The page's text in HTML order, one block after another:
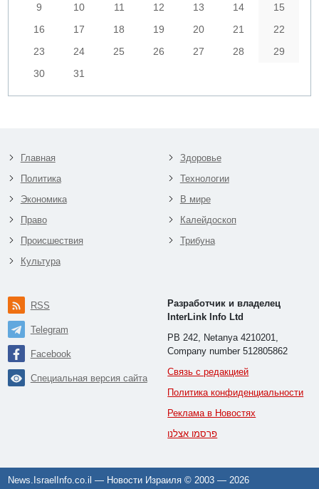
9
10 11 12 13 14
15
16
17 18 19 20 21
22
23
24 25 26 27 28
29
30
31
Главная
Политика
Экономика
Право
Происшествия
Культура
Здоровье
Технологии
В мире
Калейдоскоп
Трибуна
RSS
Telegram
Facebook
Специальная версия сайта
Разработчик и владелец
InterLink Info Ltd
PB 242, Netanya 4210201,
Company number 512805862
Связь с редакцией
Политика конфиденциальности
Реклама в Новостях
פרסמו אצלנו
News.IsraelInfo.co.il — Новости Израиля © 2003 — 2026